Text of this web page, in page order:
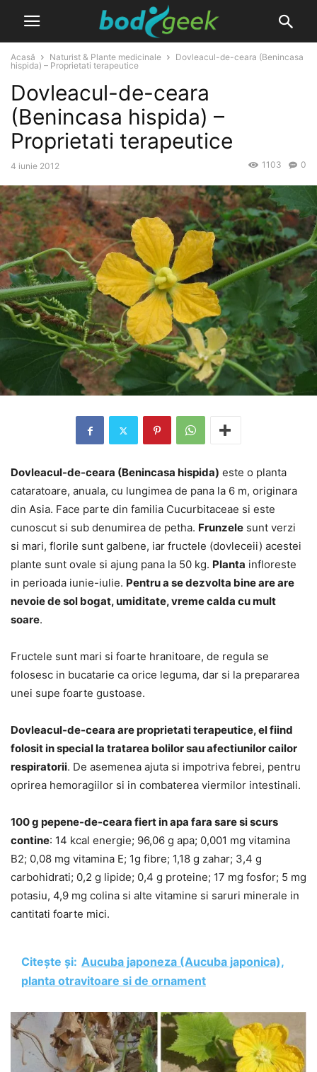
Acasă Naturist & Plante medicinale
Dovleacul-de-ceara (Benincasa
hispida) – Proprietati terapeutice
Dovleacul-de-ceara
(Benincasa hispida) –
Proprietati terapeutice
4 iunie 2012 0
1103
Dovleacul-de-ceara (Benincasa hispida) este o planta
cataratoare, anuala, cu lungimea de pana la 6 m, originara
din Asia. Face parte din familia Cucurbitaceae si este
cunoscut si sub denumirea de petha. Frunzele sunt verzi
si mari, florile sunt galbene, iar fructele (dovleceii) acestei
plante sunt ovale si ajung pana la 50 kg. Planta infloreste
in perioada iunie-iulie. Pentru a se dezvolta bine are are
nevoie de sol bogat, umiditate, vreme calda cu mult
soare.
Fructele sunt mari si foarte hranitoare, de regula se
folosesc in bucatarie ca orice leguma, dar si la prepararea
unei supe foarte gustoase.
Dovleacul-de-ceara are proprietati terapeutice, el fiind
folosit in special la tratarea bolilor sau afectiunilor cailor
respiratorii. De asemenea ajuta si impotriva febrei, pentru
oprirea hemoragiilor si in combaterea viermilor intestinali.
100 g pepene-de-ceara fiert in apa fara sare si scurs
contine: 14 kcal energie; 96,06 g apa; 0,001 mg vitamina
B2; 0,08 mg vitamina E; 1g fibre; 1,18 g zahar; 3,4 g
carbohidrati; 0,2 g lipide; 0,4 g proteine; 17 mg fosfor; 5 mg
potasiu, 4,9 mg colina si alte vitamine si saruri minerale in
cantitati foarte mici.
Citește și: Aucuba japoneza (Aucuba japonica),
planta otravitoare si de ornament